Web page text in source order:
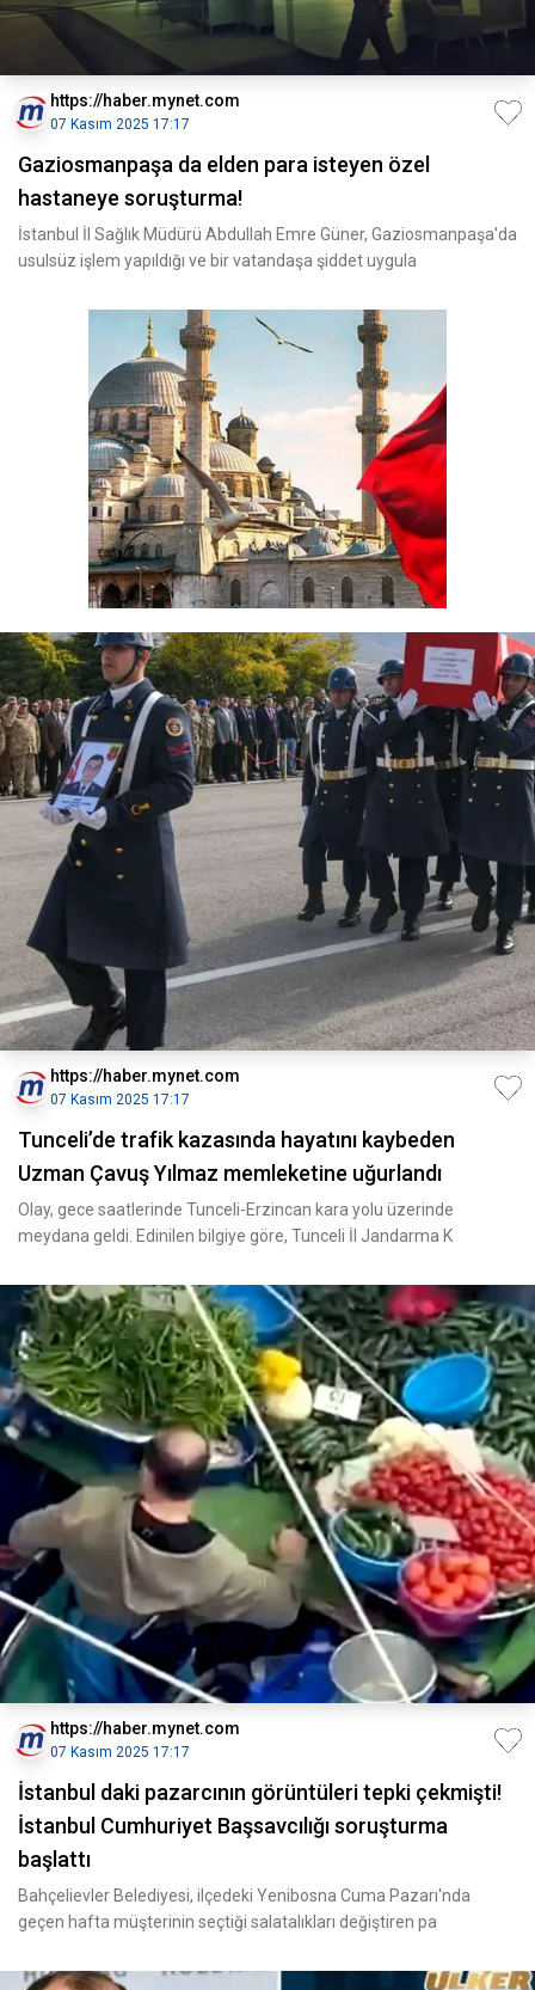
https://haber.mynet.com
07 Kasım 2025 17:17
Gaziosmanpaşa da elden para isteyen özel
hastaneye soruşturma!
İstanbul İl Sağlık Müdürü Abdullah Emre Güner, Gaziosmanpaşa'da
usulsüz işlem yapıldığı ve bir vatandaşa şiddet uygula
https://haber.mynet.com
07 Kasım 2025 17:17
Tunceli’de trafik kazasında hayatını kaybeden
Uzman Çavuş Yılmaz memleketine uğurlandı
Olay, gece saatlerinde Tunceli-Erzincan kara yolu üzerinde
meydana geldi. Edinilen bilgiye göre, Tunceli İl Jandarma K
https://haber.mynet.com
07 Kasım 2025 17:17
İstanbul daki pazarcının görüntüleri tepki çekmişti!
İstanbul Cumhuriyet Başsavcılığı soruşturma
başlattı
Bahçelievler Belediyesi, ilçedeki Yenibosna Cuma Pazarı'nda
geçen hafta müşterinin seçtiği salatalıkları değiştiren pa